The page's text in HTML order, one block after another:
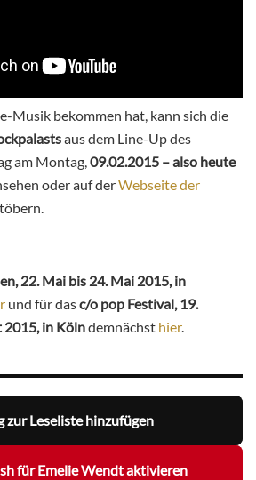
Musik bekommen hat, kann sich die
aus dem Line-Up des
am Montag,09.02.2015 – also heute
oder auf derWebseite der
22. Mai bis 24. Mai 2015, in
und für dasc/o pop Festival, 19.
2015, in Kölndemnächst hier.
zur Leseliste hinzufügen
für Emelie Wendt aktivieren